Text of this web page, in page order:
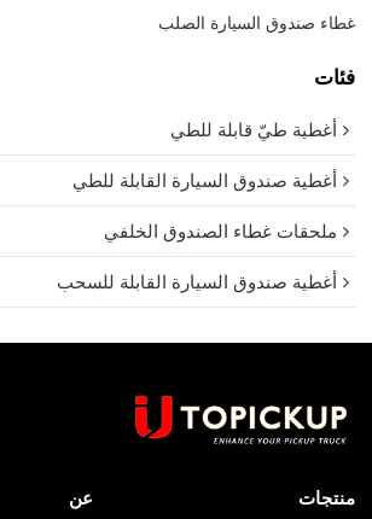
غطاء صندوق السيارة الصلب
فئات
أغطية طيّ قابلة للطي
أغطية صندوق السيارة القابلة للطي
ملحقات غطاء الصندوق الخلفي
أغطية صندوق السيارة القابلة للسحب
منتجات عن